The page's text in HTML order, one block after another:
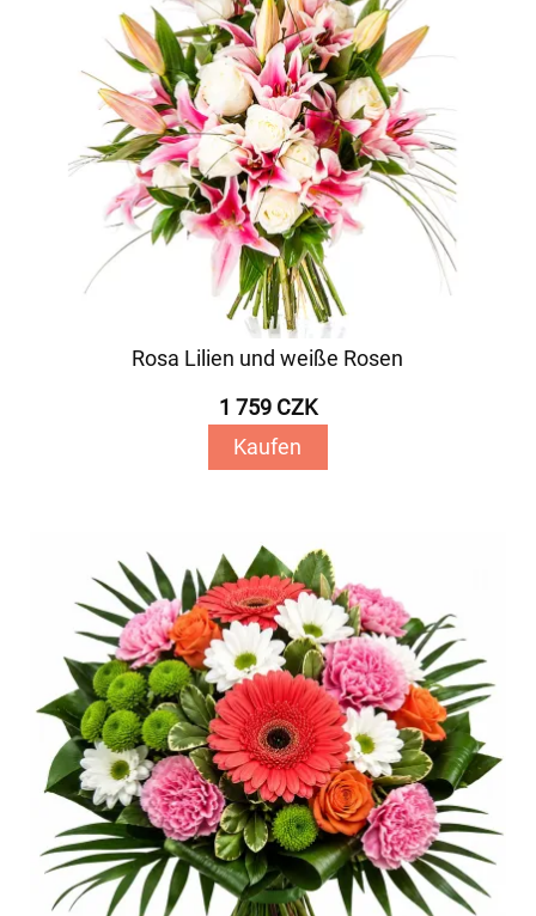
Rosa Lilien und weiße Rosen
1 759 CZK
Kaufen